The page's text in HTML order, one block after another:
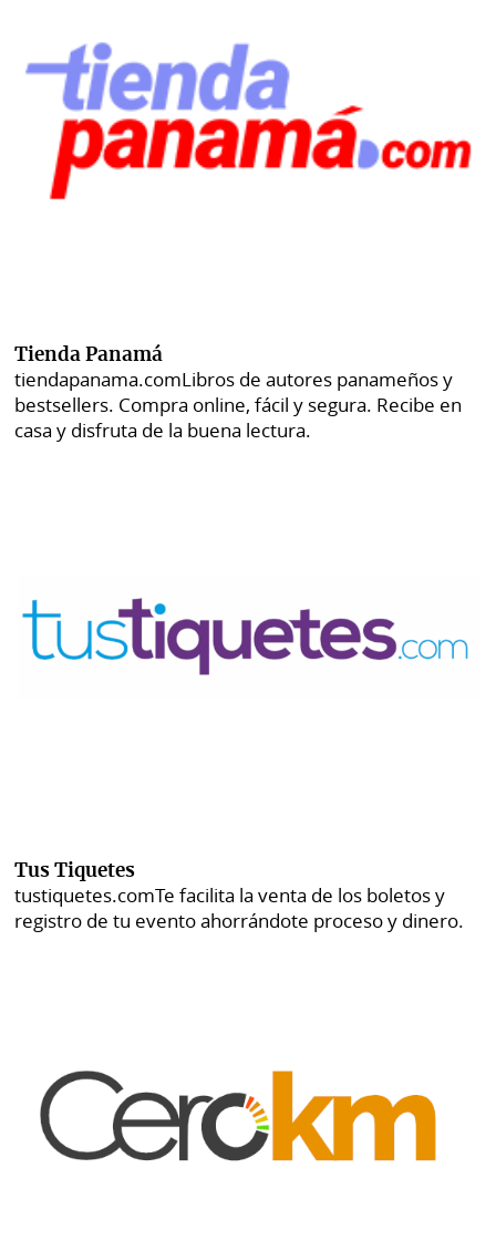
Tienda Panamá
tiendapanama.comLibros de autores panameños y
bestsellers. Compra online, fácil y segura. Recibe en
casa y disfruta de la buena lectura.
Tus Tiquetes
tustiquetes.comTe facilita la venta de los boletos y
registro de tu evento ahorrándote proceso y dinero.